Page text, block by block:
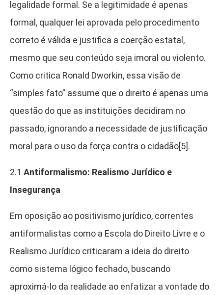
legalidade formal. Se a legitimidade é apenas
formal, qualquer lei aprovada pelo procedimento
correto é válida e justifica a coerção estatal,
mesmo que seu conteúdo seja imoral ou violento.
Como critica Ronald Dworkin, essa visão de
“simples fato” assume que o direito é apenas uma
questão do que as instituições decidiram no
passado, ignorando a necessidade de justificação
moral para o uso da força contra o cidadão[5].
2.1 Antiformalismo: Realismo Jurídico e
Insegurança
Em oposição ao positivismo jurídico, correntes
antiformalistas como a Escola do Direito Livre e o
Realismo Jurídico criticaram a ideia do direito
como sistema lógico fechado, buscando
aproximá-lo da realidade ao enfatizar a vontade do